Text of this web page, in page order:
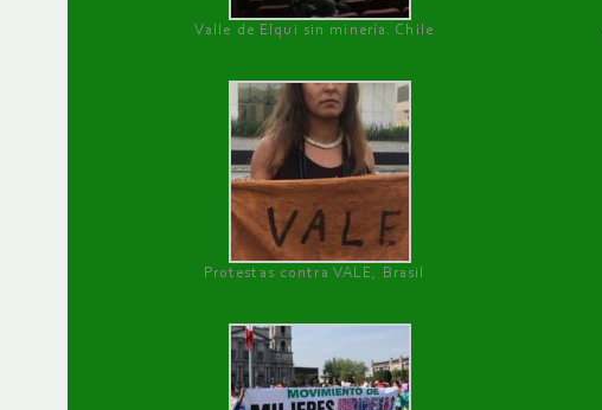
Valle de Elqui sin minería. Chile
Protestas contra VALE, Brasil